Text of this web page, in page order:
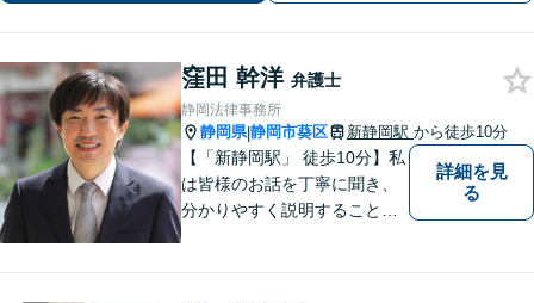
窪田 幹洋 弁護士
静岡法律事務所
静岡県|静岡市葵区 新静岡駅 から徒歩10分
【「新静岡駅」 徒歩10分】私
は皆様のお話を丁寧に聞き、
分かりやすく説明することを
詳細を見
る